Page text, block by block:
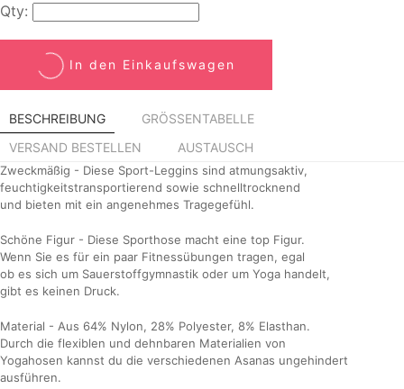
Qty:
In den Einkaufswagen
BESCHREIBUNG
GRÖSSENTABELLE
VERSAND BESTELLEN
AUSTAUSCH
Zweckmäßig - Diese Sport-Leggins sind atmungsaktiv,
feuchtigkeitstransportierend sowie schnelltrocknend
und bieten mit ein angenehmes Tragegefühl.
Schöne Figur - Diese Sporthose macht eine top Figur.
Wenn Sie es für ein paar Fitnessübungen tragen, egal
ob es sich um Sauerstoffgymnastik oder um Yoga handelt,
gibt es keinen Druck.
Material - Aus 64% Nylon, 28% Polyester, 8% Elasthan.
Durch die flexiblen und dehnbaren Materialien von
Yogahosen kannst du die verschiedenen Asanas ungehindert
ausführen.